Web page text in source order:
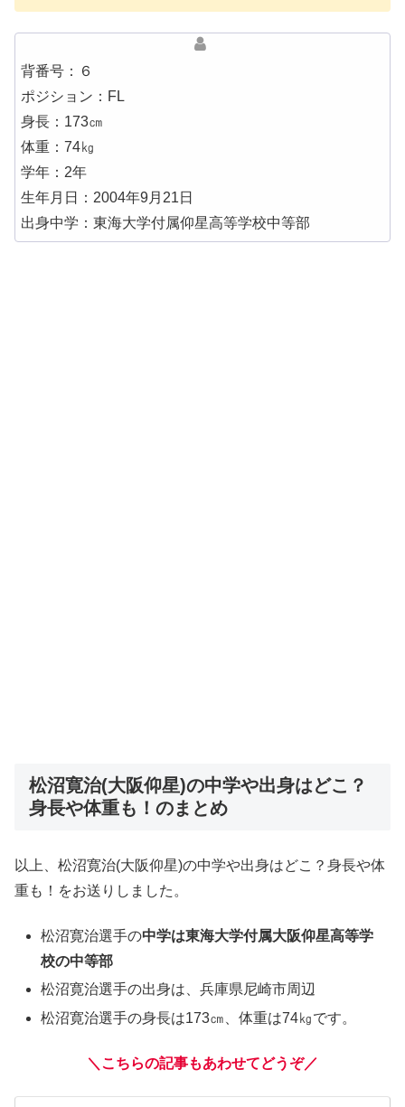
背番号：６
ポジション：FL
身長：173㎝
体重：74㎏
学年：2年
生年月日：2004年9月21日
出身中学：東海大学付属仰星高等学校中等部
松沼寛治(大阪仰星)の中学や出身はどこ？
身長や体重も！のまとめ
以上、松沼寛治(大阪仰星)の中学や出身はどこ？身長や体
重も！をお送りしました。
松沼寛治選手の中学は東海大学付属大阪仰星高等学
校の中等部
松沼寛治選手の出身は、兵庫県尼崎市周辺
松沼寛治選手の身長は173㎝、体重は74㎏です。
＼こちらの記事もあわせてどうぞ／